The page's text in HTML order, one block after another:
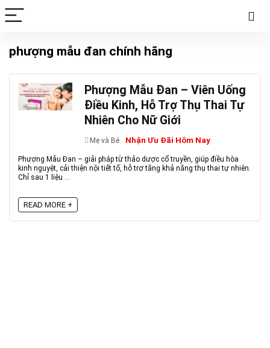
phượng mẫu đan chính hãng
Phượng Mẫu Đan – Viên Uống
Điều Kinh, Hỗ Trợ Thụ Thai Tự
Nhiên Cho Nữ Giới
Mẹ và Bé Nhận Ưu Đãi Hôm Nay
Phượng Mẫu Đan – giải pháp từ thảo dược cổ truyền, giúp điều hòa
kinh nguyệt, cải thiện nội tiết tố, hỗ trợ tăng khả năng thụ thai tự nhiên.
Chỉ sau 1 liệu ...
READ MORE +